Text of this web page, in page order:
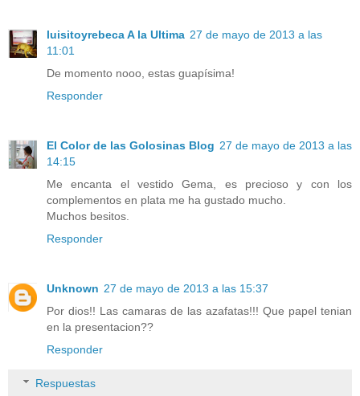
luisitoyrebeca A la Ultima 27 de mayo de 2013 a las
11:01
De momento nooo, estas guapísima!
Responder
El Color de las Golosinas Blog 27 de mayo de 2013 a las
14:15
Me encanta el vestido Gema, es precioso y con los
complementos en plata me ha gustado mucho.
Muchos besitos.
Responder
Unknown 27 de mayo de 2013 a las 15:37
Por dios!! Las camaras de las azafatas!!! Que papel tenian
en la presentacion??
Responder
Respuestas